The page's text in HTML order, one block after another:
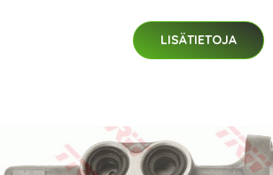
LISÄTIETOJA